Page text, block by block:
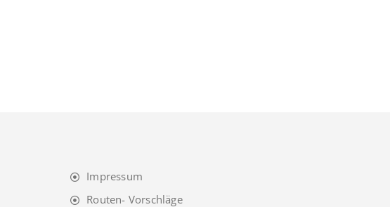
Impressum
Routen- Vorschläge